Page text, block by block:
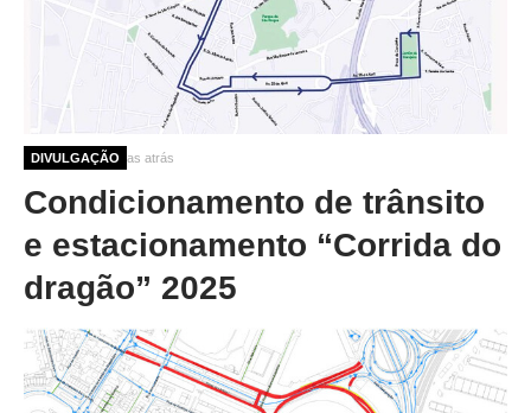
DIVULGAÇÃO
9 meses 2 semanas atrás
Condicionamento de trânsito
e estacionamento “Corrida do
dragão” 2025